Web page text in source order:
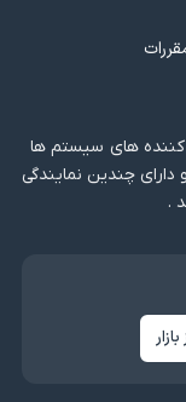
کننده های سیستم ها
دارای چندین نمایندگی
.